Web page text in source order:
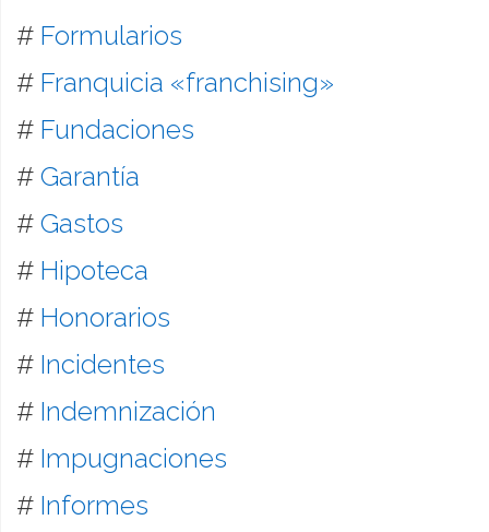
# Formularios
# Franquicia «franchising»
# Fundaciones
# Garantía
# Gastos
# Hipoteca
# Honorarios
# Incidentes
# Indemnización
# Impugnaciones
# Informes